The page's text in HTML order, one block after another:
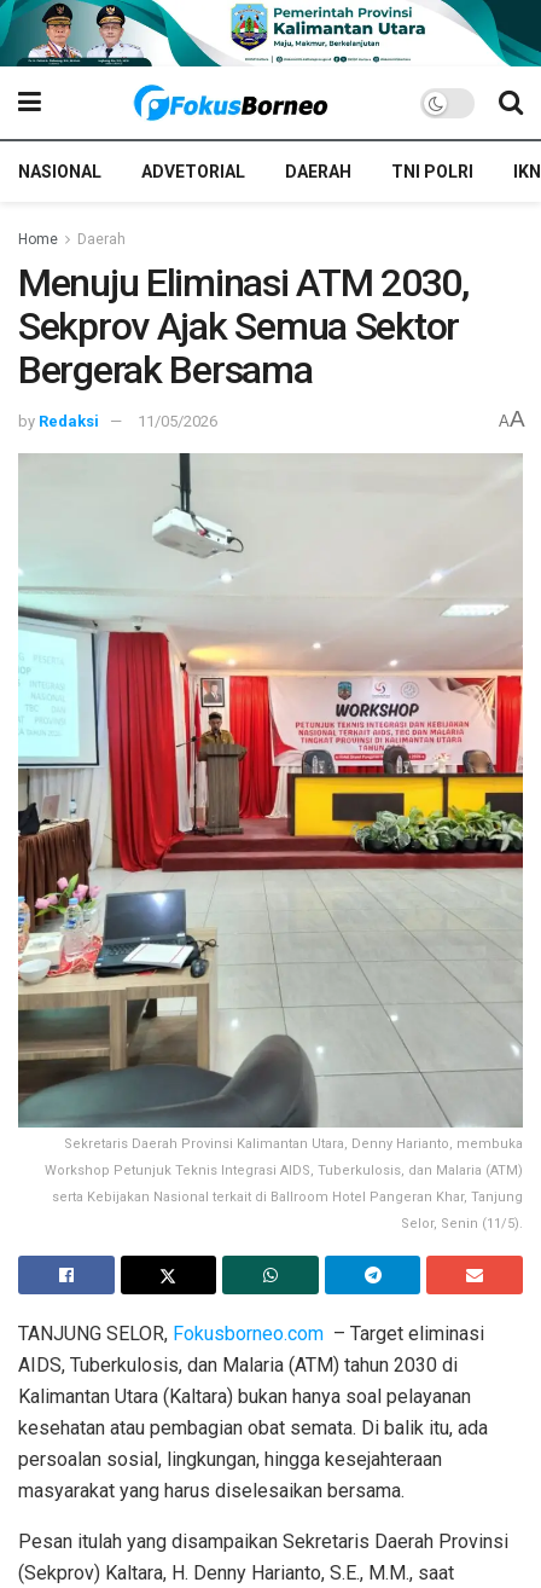
NASIONAL ADVETORIAL DAERAH TNI POLRI IKN
Home Daerah
Menuju Eliminasi ATM 2030,
Sekprov Ajak Semua Sektor
Bergerak Bersama
by Redaksi 11/05/2026 AA
Sekretaris Daerah Provinsi Kalimantan Utara, Denny Harianto, membuka
Workshop Petunjuk Teknis Integrasi AIDS, Tuberkulosis, dan Malaria (ATM)
serta Kebijakan Nasional terkait di Ballroom Hotel Pangeran Khar, Tanjung
Selor, Senin (11/5).
TANJUNG SELOR, Fokusborneo.com – Target eliminasi
AIDS, Tuberkulosis, dan Malaria (ATM) tahun 2030 di
Kalimantan Utara (Kaltara) bukan hanya soal pelayanan
kesehatan atau pembagian obat semata. Di balik itu, ada
persoalan sosial, lingkungan, hingga kesejahteraan
masyarakat yang harus diselesaikan bersama.
Pesan itulah yang disampaikan Sekretaris Daerah Provinsi
(Sekprov) Kaltara, H. Denny Harianto, S.E., M.M., saat